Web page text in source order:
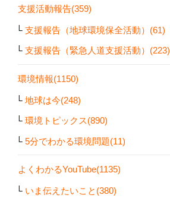
支援活動報告(359)
支援報告（地球環境保全活動）(61)
支援報告（緊急人道支援活動）(223)
環境情報(1150)
地球は今(248)
環境トピックス(890)
5分でわかる環境問題(11)
よくわかるYouTube(1135)
いま伝えたいこと(380)